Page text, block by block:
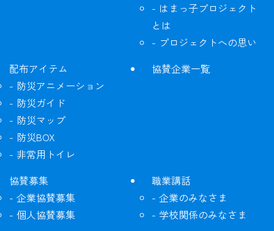
はまっ子プロジェクト
とは
プロジェクトへの思い
配布アイテム
防災アニメーション
防災ガイド
防災マップ
防災BOX
非常用トイレ
協賛企業一覧
協賛募集
企業協賛募集
個人協賛募集
職業講話
企業のみなさま
学校関係のみなさま